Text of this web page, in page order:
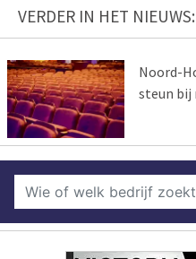
VERDER IN HET NIEUWS:
Noord-
steun bij